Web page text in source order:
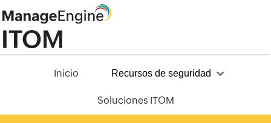
Inicio Recursos de seguridad
Soluciones ITOM